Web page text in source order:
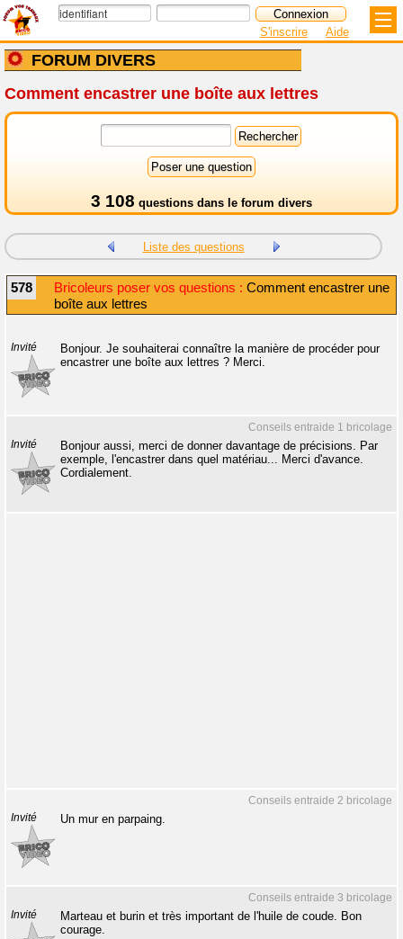
FORUM DIVERS
S'inscrire Aide
Comment encastrer une boîte aux lettres
3 108 questions dans le forum divers
Liste des questions
578 Bricoleurs poser vos questions : Comment encastrer une
boîte aux lettres
Invité
Bonjour. Je souhaiterai connaître la manière de procéder pour
encastrer une boîte aux lettres ? Merci.
Conseils entraide 1 bricolage
Invité
Bonjour aussi, merci de donner davantage de précisions. Par
exemple, l'encastrer dans quel matériau... Merci d'avance.
Cordialement.
Conseils entraide 2 bricolage
Invité Un mur en parpaing.
Conseils entraide 3 bricolage
Invité
Marteau et burin et très important de l'huile de coude. Bon
courage.